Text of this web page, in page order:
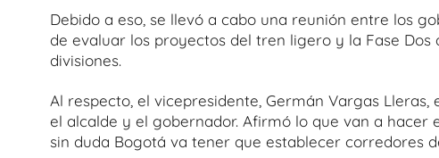
Debido a eso, se llevó a cabo una reunión entre los
de evaluar los proyectos del tren ligero y la Fase
divisiones.
Al respecto, el vicepresidente, Germán Vargas
el alcalde y el gobernador. Afirmó lo que van a hacer
sin duda Bogotá va tener que establecer corredores